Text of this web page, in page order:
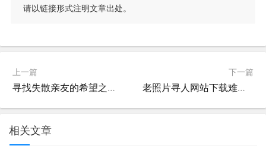
请以链接形式注明文章出处。
上一篇
寻找失散亲友的希望之光，寻人启事官方网站的全面指南
下一篇
老照片寻人网站下载难题全解析，技术、法律与解决方案
相关文章